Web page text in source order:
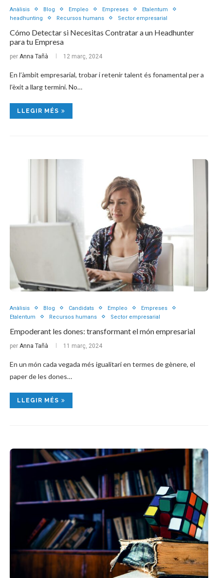
Anàlisis Blog Empleo Empreses
Etalentum
headhunting
Recursos humans Sector empresarial
Cómo Detectar si Necesitas Contratar a un Headhunter
para tu Empresa
per Anna Tañà 12 març, 2024
En l’àmbit empresarial, trobar i retenir talent és fonamental per a
l’èxit a llarg termini. No…
LLEGIR MÉS
Anàlisis Blog Candidats Empleo
Empreses
Etalentum
Recursos humans Sector empresarial
Empoderant les dones: transformant el món empresarial
per Anna Tañà 11 març, 2024
En un món cada vegada més igualitari en termes de gènere, el
paper de les dones…
LLEGIR MÉS